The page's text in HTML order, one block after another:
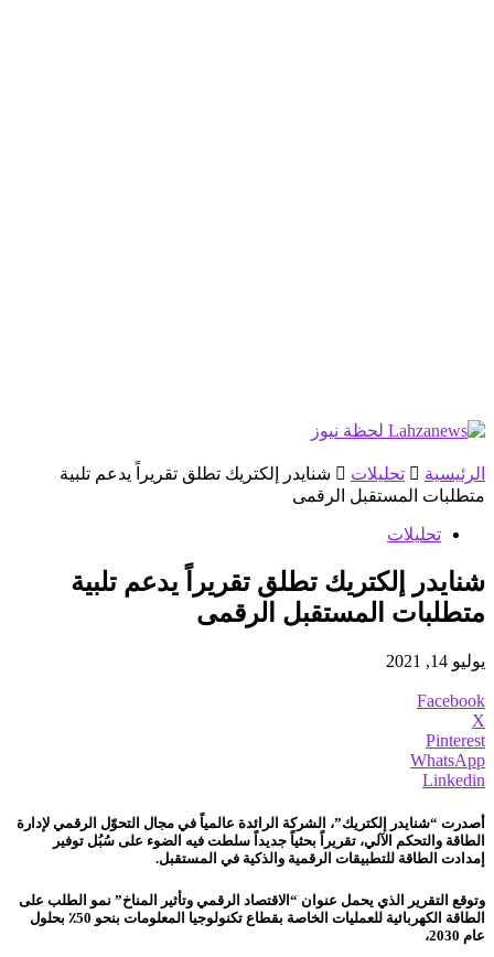
الرئيسية تحليلات
شنايدر إلكتريك تطلق تقريراً يدعم تلبية
متطلبات المستقبل الرقمى
تحليلات
شنايدر إلكتريك تطلق تقريراً يدعم تلبية
متطلبات المستقبل الرقمى
يوليو 14, 2021
Facebook
X
Pinterest
WhatsApp
Linkedin
أصدرت “شنايدر إلكتريك”، الشركة الرائدة عالمياً في مجال التحوّل الرقمي لإدارة
الطاقة والتحكم الآلي، تقريراً بحثياً جديداً سلطت فيه الضوء على سُبُل توفير
إمدادت الطاقة للتطبيقات الرقمية والذكية في المستقبل.
وتوقع التقرير الذي يحمل عنوان “الاقتصاد الرقمي وتأثير المناخ” نمو الطلب على
الطاقة الكهربائية للعمليات الخاصة بقطاع تكنولوجيا المعلومات بنحو 50٪ بحلول
عام 2030،